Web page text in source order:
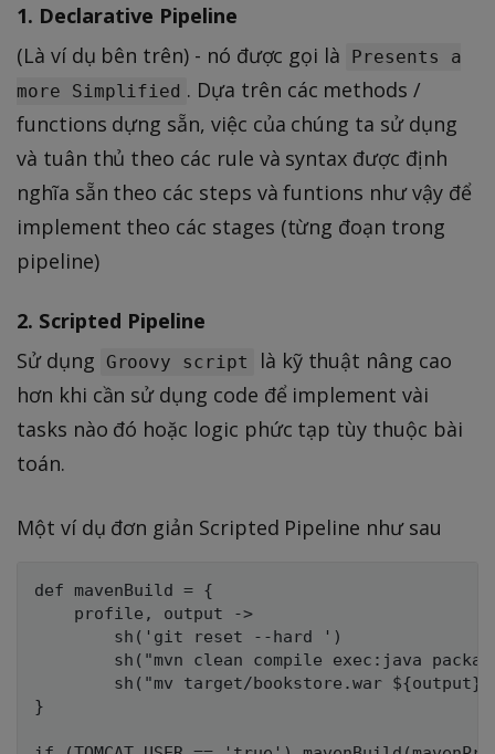
1. Declarative Pipeline
(Là ví dụ bên trên) - nó được gọi là
Presents a
more Simplified . Dựa trên các methods /
functions dựng sẵn, việc của chúng ta sử dụng
và tuân thủ theo các rule và syntax được định
nghĩa sẵn theo các steps và funtions như vậy để
implement theo các stages (từng đoạn trong
pipeline)
2. Scripted Pipeline
Sử dụng Groovy script
là kỹ thuật nâng cao
hơn khi cần sử dụng code để implement vài
tasks nào đó hoặc logic phức tạp tùy thuộc bài
toán.
Một ví dụ đơn giản Scripted Pipeline như sau
def mavenBuild = {
    profile, output ->
        sh('git reset --hard ')
sh("mvn clean compile exec:java
sh("mv target/bookstore.war
}